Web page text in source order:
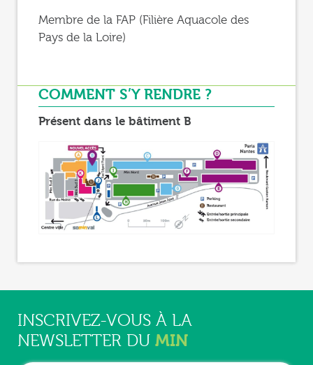
Membre de la FAP (Filière Aquacole des
Pays de la Loire)
COMMENT S’Y RENDRE ?
Présent dans le bâtiment B
INSCRIVEZ-VOUS À LA
NEWSLETTER DU MIN